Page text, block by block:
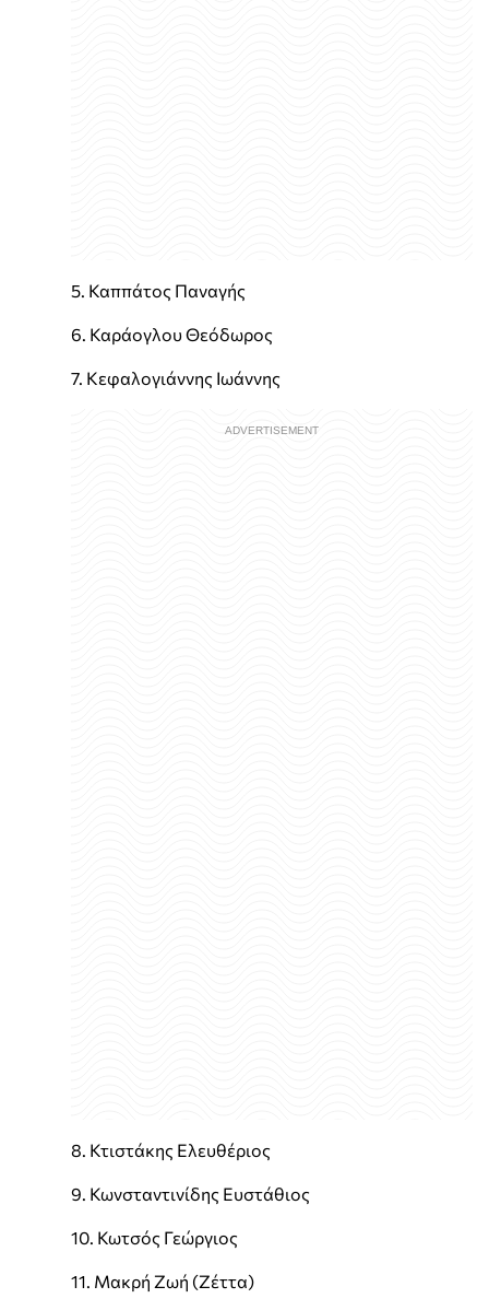
5. Καππάτος Παναγής
6. Καράογλου Θεόδωρος
7. Κεφαλογιάννης Ιωάννης
8. Κτιστάκης Ελευθέριος
9. Κωνσταντινίδης Ευστάθιος
10. Κωτσός Γεώργιος
11. Μακρή Ζωή (Ζέττα)